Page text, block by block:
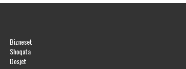
Bizneset
Shoqata
Dosjet